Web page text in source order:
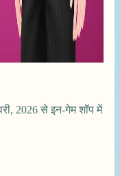
2026 से इन-गेम शॉप में